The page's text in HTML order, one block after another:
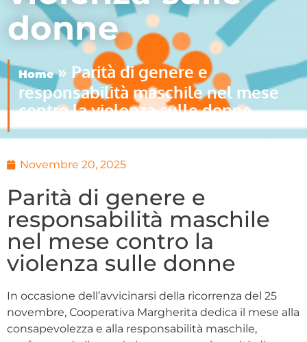
donne
Home» Parità di genere e
responsabilità maschile nel mese
contro la violenza sulle donne
Novembre 20, 2025
Parità di genere e
responsabilità maschile
nel mese contro la
violenza sulle donne
In occasione dell’avvicinarsi della ricorrenza del 25
novembre, Cooperativa Margherita dedica il mese alla
consapevolezza e alla responsabilità maschile,